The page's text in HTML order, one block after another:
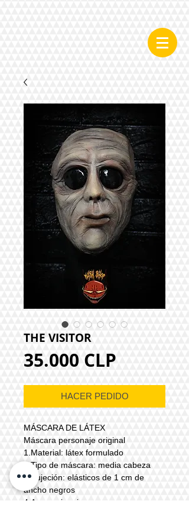
THE VISITOR
35.000 CLP
HACER PEDIDO
MÁSCARA DE LÁTEX
Máscara personaje original
1.Material: látex formulado
2.Tipo de máscara: media cabeza
3.Sujeción: elásticos de 1 cm de
ancho negros
4.Accesorio: ninguno